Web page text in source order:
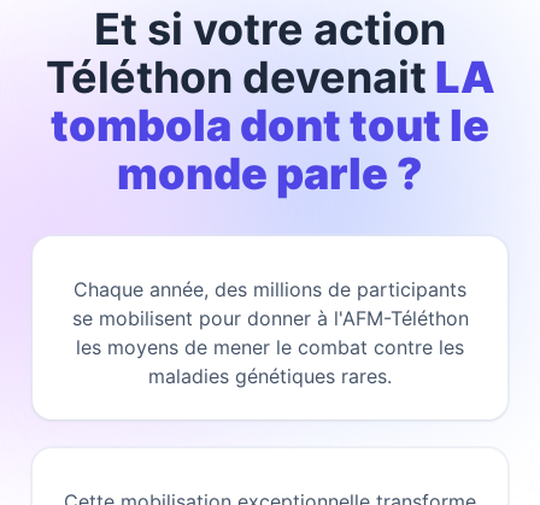
Et si votre action
Téléthon devenait LA
tombola dont tout le
monde parle ?
Chaque année, des millions de participants
se mobilisent pour donner à l'AFM-Téléthon
les moyens de mener le combat contre les
maladies génétiques rares.